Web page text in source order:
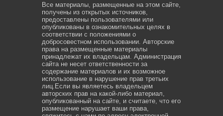
Все материалы, размещенные на этом сайте,
получены из открытых источников,
предоставлены пользователями или
опубликованы в ознакомительных целях в
соответствии с положениями о
добросовестном использовании. Авторские
права на размещенные материалы
принадлежат их владельцам. Администрация
сайта не несет ответственности за
содержание материалов и их возможное
использование в нарушение прав третьих
лиц.Если вы являетесь владельцем
авторских прав на какой-либо материал,
опубликованный на сайте, и считаете, что его
размещение нарушает ваши права,